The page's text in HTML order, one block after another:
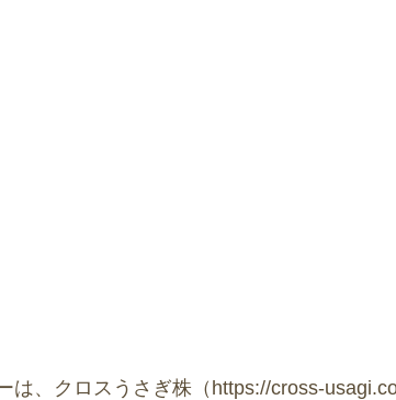
は、クロスうさぎ株（https://cross-